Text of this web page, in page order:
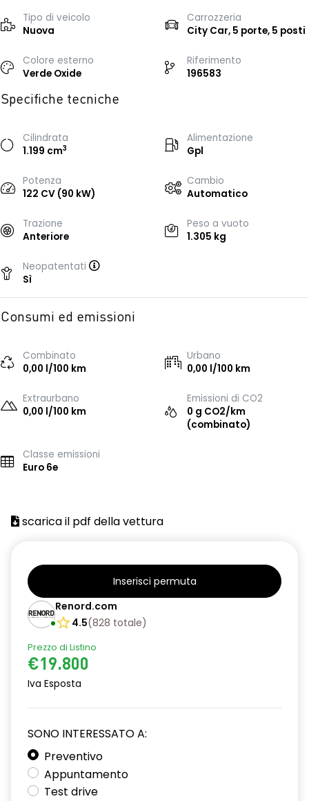
Tipo di veicolo
Nuova
Carrozzeria
City Car, 5 porte, 5 posti
Colore esterno
Verde Oxide
Riferimento
196583
Specifiche tecniche
Cilindrata
1.199 cm3
Alimentazione
Gpl
Potenza
122 CV (90 kW)
Cambio
Automatico
Trazione
Anteriore
Peso a vuoto
1.305 kg
Neopatentati
Sì
Consumi ed emissioni
Combinato
0,00 l/100 km
Urbano
0,00 l/100 km
Extraurbano
0,00 l/100 km
Emissioni di CO2
0 g CO2/km
(combinato)
Classe emissioni
Euro 6e
scarica il pdf della vettura
Inserisci permuta
Renord.com
4.5(828 totale)
Prezzo di Listino
€19.800
Iva Esposta
SONO INTERESSATO A:
Preventivo
Appuntamento
Test drive